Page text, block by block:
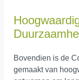
Bovendien is de
gemaakt van